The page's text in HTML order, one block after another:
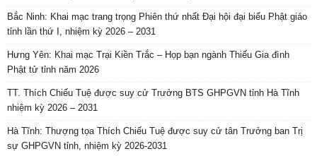
Bắc Ninh: Khai mạc trang trọng Phiên thứ nhất Đại hội đại biểu Phật giáo
tỉnh lần thứ I, nhiệm kỳ 2026 – 2031
Hưng Yên: Khai mạc Trại Kiền Trắc – Họp bạn ngành Thiếu Gia đình
Phật tử tỉnh năm 2026
TT. Thích Chiếu Tuệ được suy cử Trưởng BTS GHPGVN tỉnh Hà Tĩnh
nhiệm kỳ 2026 – 2031
Hà Tĩnh: Thượng tọa Thích Chiếu Tuệ được suy cử tân Trưởng ban Trị
sự GHPGVN tỉnh, nhiệm kỳ 2026-2031